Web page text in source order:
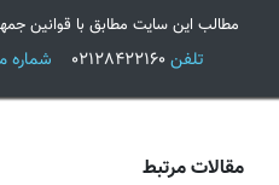
مطالب این سایت مطابق با قوانین
شماره تلفن02128422160
مقالات مرتبط